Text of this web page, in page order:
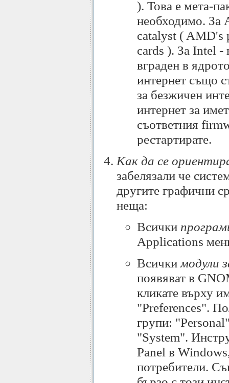
). Това е мета-
необходимо. За
catalyst ( AMD's
cards ). За Intel -
вграден в
интернет също
за безжичен
интернет за
съответния
рестартирате.
Как да се
забелязали че
другите графични
неща:
Всички
Applications
Всичкимодули
появяват в
кликате върху
"Preferences".
групи:
"System".
Panel в
потребители.